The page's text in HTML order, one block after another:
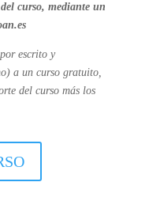
curso, mediante un
escrito y
a un curso gratuito,
del curso más los